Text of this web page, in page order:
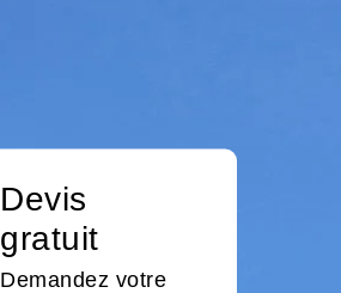
Devis
gratuit
Demandez votre